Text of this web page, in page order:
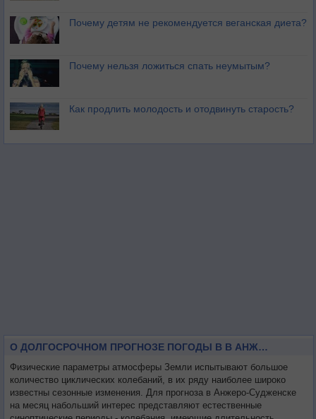
Почему детям не рекомендуется веганская диета?
Почему нельзя ложиться спать неумытым?
Как продлить молодость и отодвинуть старость?
О ДОЛГОСРОЧНОМ ПРОГНОЗЕ ПОГОДЫ В В АНЖЕРО-СУДЖЕНСКЕ НА МЕСЯЦ
Физические параметры атмосферы Земли испытывают большое
количество циклических колебаний, в их ряду наиболее широко
известны сезонные изменения. Для прогноза в Анжеро-Судженске
на месяц набольший интерес представляют естественные